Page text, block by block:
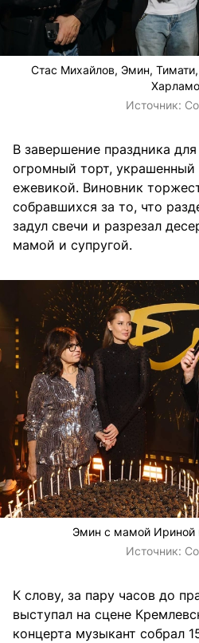
Стас Михайлов, Эмин,
Источник:
В завершение праздника
огромный торт,
ежевикой. Виновник
собравшихся за то, что
задул свечи и разрезал
мамой и супругой.
Эмин с мамой Ириной
Источник:
К слову, за пару часов до
выступал на сцене
концерта музыкант собрал